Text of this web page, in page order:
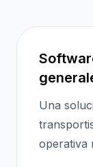
Una
operativa